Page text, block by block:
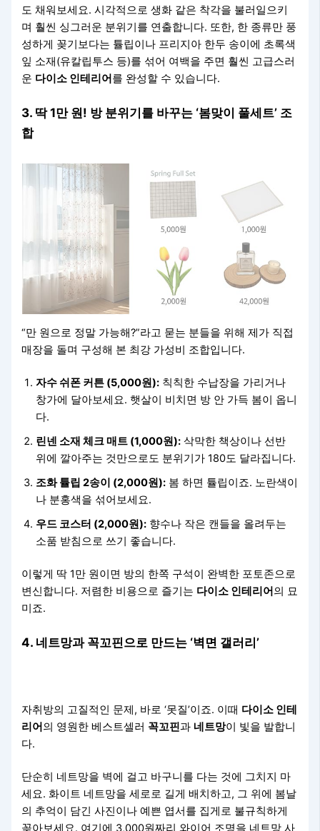
도 채워보세요. 시각적으로 생화 같은 착각을 불러일으키
며 훨씬 싱그러운 분위기를 연출합니다. 또한, 한 종류만 풍
성하게 꽂기보다는 튤립이나 프리지아 한두 송이에 초록색
잎 소재(유칼립투스 등)를 섞어 여백을 주면 훨씬 고급스러
운 다이소 인테리어를 완성할 수 있습니다.
3. 딱 1만 원! 방 분위기를 바꾸는 ‘봄맞이 풀세트’ 조
합
“만 원으로 정말 가능해?”라고 묻는 분들을 위해 제가 직접
매장을 돌며 구성해 본 최강 가성비 조합입니다.
자수 쉬폰 커튼 (5,000원): 칙칙한 수납장을 가리거나
창가에 달아보세요. 햇살이 비치면 방 안 가득 봄이 옵니
다.
린넨 소재 체크 매트 (1,000원): 삭막한 책상이나 선반
위에 깔아주는 것만으로도 분위기가 180도 달라집니다.
조화 튤립 2송이 (2,000원): 봄 하면 튤립이죠. 노란색이
나 분홍색을 섞어보세요.
우드 코스터 (2,000원): 향수나 작은 캔들을 올려두는
소품 받침으로 쓰기 좋습니다.
이렇게 딱 1만 원이면 방의 한쪽 구석이 완벽한 포토존으로
변신합니다. 저렴한 비용으로 즐기는 다이소 인테리어의 묘
미죠.
4. 네트망과 꼭꼬핀으로 만드는 ‘벽면 갤러리’
자취방의 고질적인 문제, 바로 ‘못질’이죠. 이때 다이소 인테
리어의 영원한 베스트셀러 꼭꼬핀과 네트망이 빛을 발합니
다.
단순히 네트망을 벽에 걸고 바구니를 다는 것에 그치지 마
세요. 화이트 네트망을 세로로 길게 배치하고, 그 위에 봄날
의 추억이 담긴 사진이나 예쁜 엽서를 집게로 불규칙하게
꽂아보세요. 여기에 3,000원짜리 와이어 조명을 네트망 사